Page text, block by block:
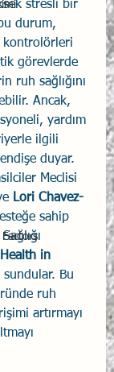
stresli bir
durum,
kontrolörleri
görevlerde
ruh sağlığını
Ancak,
yardım
ilgili
duyar.
Meclisi
Lori Chavez-
sahip
Health in
sundular. Bu
ruh
artırmayı